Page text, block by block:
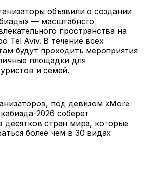
объявили о создании
— масштабного
пространства на
Tel Aviv. В течение всех
будут проходить мероприятия
площадки для
и семей.
под девизом «More
2026 соберет
десятков стран мира, которые
более чем в 30 видах